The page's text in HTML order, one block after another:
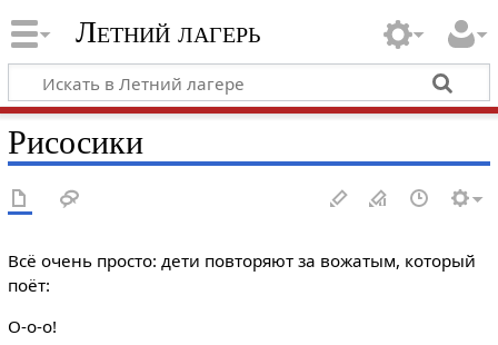
Летний лагерь
Рисосики
Всё очень просто: дети повторяют за вожатым, который
поёт:
О-о-о!